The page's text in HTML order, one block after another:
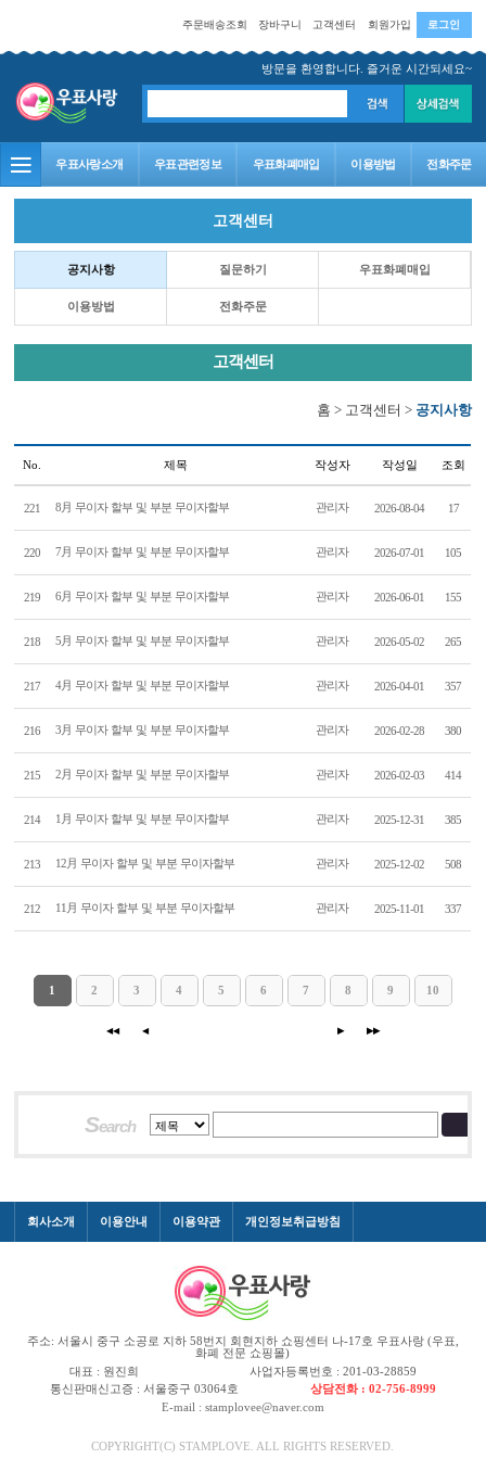
로그인
회원가입
고객센터
장바구니
주문배송조회
방문을 환영합니다. 즐거운 시간되세요~
우표사랑소개 우표관련정보 우표화폐매입 이용방법 전화주문
고객센터
홈 > 고객센터 > 공지사항
No. 제목 작성자 작성일 조회
221 8月 무이자 할부 및 부분 무이자할부 관리자 2026-08-04 17
220 7月 무이자 할부 및 부분 무이자할부 관리자 2026-07-01 105
219 6月 무이자 할부 및 부분 무이자할부 관리자 2026-06-01 155
218 5月 무이자 할부 및 부분 무이자할부 관리자 2026-05-02 265
217 4月 무이자 할부 및 부분 무이자할부 관리자 2026-04-01 357
216 3月 무이자 할부 및 부분 무이자할부 관리자 2026-02-28 380
215 2月 무이자 할부 및 부분 무이자할부 관리자 2026-02-03 414
214 1月 무이자 할부 및 부분 무이자할부 관리자 2025-12-31 385
213 12月 무이자 할부 및 부분 무이자할부 관리자 2025-12-02 508
212 11月 무이자 할부 및 부분 무이자할부 관리자 2025-11-01 337
◀◀ ◀
1 2 3 4 5 6 7 8 9 10
▶ ▶▶
Search
회사소개 이용안내 이용약관 개인정보취급방침
주소: 서울시 중구 소공로 지하 58번지 회현지하 쇼핑센터 나-17호 우표사랑 (우표,
화폐 전문 쇼핑몰)
대표 : 원진희
사업자등록번호 : 201-03-28859
통신판매신고증 : 서울중구 03064호
상담전화 : 02-756-8999
E-mail : stamplovee@naver.com
COPYRIGHT(C) STAMPLOVE. ALL RIGHTS RESERVED.